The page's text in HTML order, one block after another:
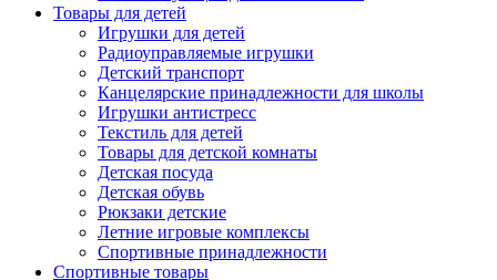
Товары для детей
Игрушки для детей
Радиоуправляемые игрушки
Детский транспорт
Канцелярские принадлежности для школы
Игрушки антистресс
Текстиль для детей
Товары для детской комнаты
Детская посуда
Детская обувь
Рюкзаки детские
Летние игровые комплексы
Спортивные принадлежности
Спортивные товары